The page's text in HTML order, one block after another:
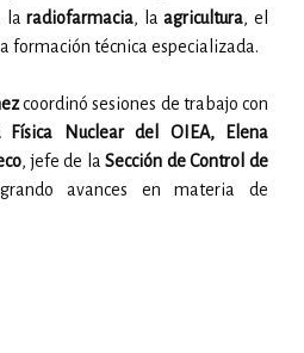
laradiofarmacia, laagricultura, el
formación técnica especializada.
coordinó sesiones de trabajo con
Física Nuclear del OIEA, Elena
, jefe de laSección de Control de
avances en materia de